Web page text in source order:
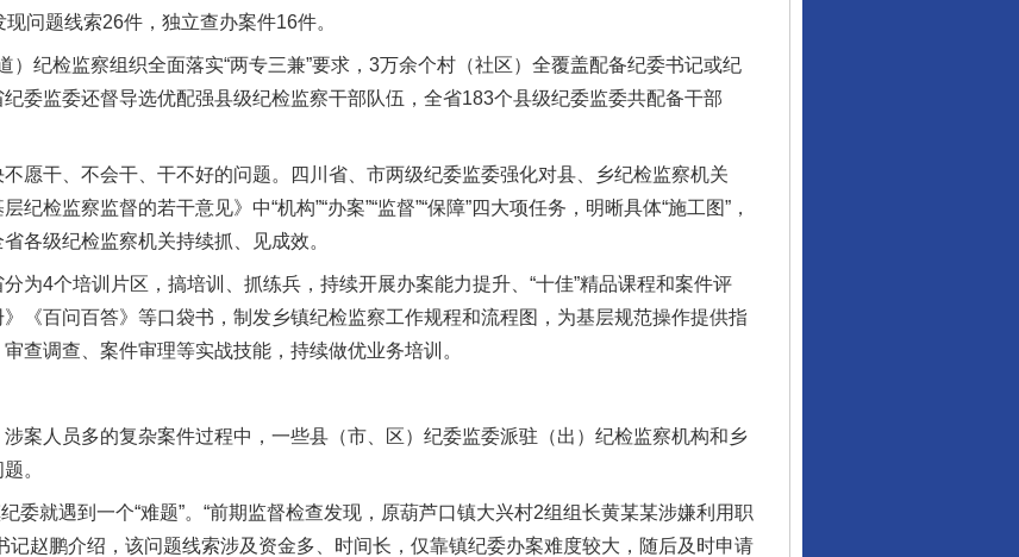
问题线索26件，独立查办案件16件。
检监察组织全面落实“两专三兼”要求，3万余个村（社区）全覆盖配备纪委书记或纪
委监委还督导选优配强县级纪检监察干部队伍，全省183个县级纪委监委共配备干部
干、不会干、干不好的问题。四川省、市两级纪委监委强化对县、乡纪检监察机关
纪检监察监督的若干意见》中“机构”“办案”“监督”“保障”四大项任务，明晰具体“施工图”，
各级纪检监察机关持续抓、见成效。
4个培训片区，搞培训、抓练兵，持续开展办案能力提升、“十佳”精品课程和案件评
《百问百答》等口袋书，制发乡镇纪检监察工作规程和流程图，为基层规范操作提供指
查调查、案件审理等实战技能，持续做优业务培训。
人员多的复杂案件过程中，一些县（市、区）纪委监委派驻（出）纪检监察机构和乡
。
就遇到一个“难题”。“前期监督检查发现，原葫芦口镇大兴村2组组长黄某某涉嫌利用职
记赵鹏介绍，该问题线索涉及资金多、时间长，仅靠镇纪委办案难度较大，随后及时申请